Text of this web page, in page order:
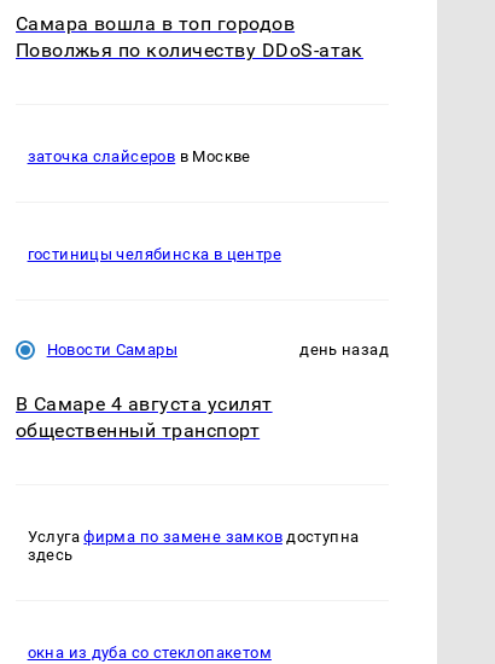
Самара вошла в топ городов
Поволжья по количеству DDoS-атак
заточка слайсеров в Москве
гостиницы челябинска в центре
Новости Самары день назад
В Самаре 4 августа усилят
общественный транспорт
Услугафирма по замене замковдоступна
здесь
окна из дуба со стеклопакетом